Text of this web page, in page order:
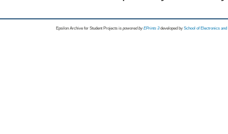
Epsilon Archive for Student Projects is powored byEPrints 3 developed by School of Electronics